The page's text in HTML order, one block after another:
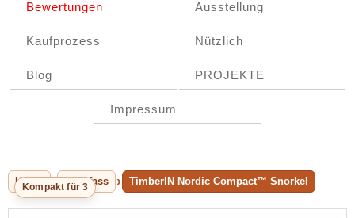
Bewertungen Ausstellung
Kaufprozess Nützlich
Blog PROJEKTE
Impressum
Home Badefass TimberIN Nordic Compact™ Snorkel
Kompakt für 3